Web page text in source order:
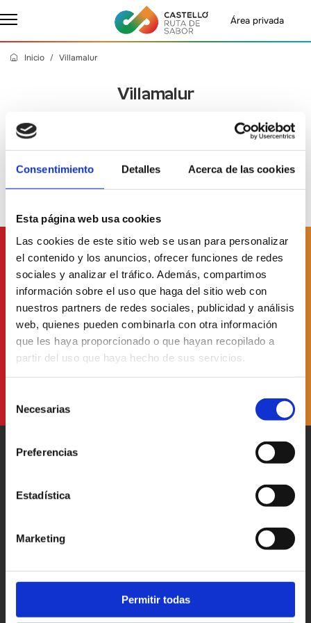
Consentimiento Detalles Acerca de las cookies
Esta página web usa cookies
Las cookies de este sitio web se usan para personalizar
el contenido y los anuncios, ofrecer funciones de redes
sociales y analizar el tráfico. Además, compartimos
información sobre el uso que haga del sitio web con
nuestros partners de redes sociales, publicidad y análisis
web, quienes pueden combinarla con otra información
que les haya proporcionado o que hayan recopilado a
partir del uso que haya hecho de sus servicios.
consentimiento
Necesarias
Preferencias
Estadística
Marketing
Permitir todas
Área privada
Inicio Villamalur
Villamalur
- Castelló Ruta de Sabor
Suscríbete anuestro boletín
He leído y aceptola Política de Protección de Datos
T. 964 35 96 00
castellorutadesabor@dipcas.es